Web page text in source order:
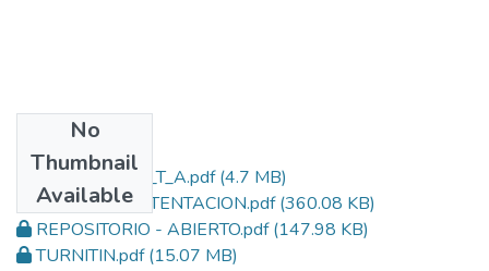
No
Thumbnail
Available
40212104317B_T_A.pdf(4.7 MB)
ACTA DE SUSTENTACION.pdf(360.08 KB)
REPOSITORIO - ABIERTO.pdf(147.98 KB)
TURNITIN.pdf(15.07 MB)